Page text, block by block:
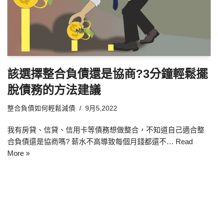
該選擇整合負債還是協商?3分鐘輕鬆擺
脫債務的方法建議
整合負債如何輕鬆減債 9月5,2022
我有房貸、信貸、信用卡等債務想做整合，不知道自己適合整
合負債還是協商嗎? 薪水不高導致每個月錢都還不… Read
More »